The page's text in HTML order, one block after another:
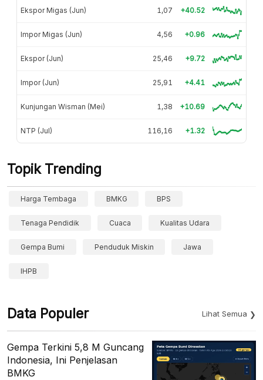
Ekspor Migas (Jun) 1,07 +40.52
Impor Migas (Jun) 4,56 +0.96
Ekspor (Jun) 25,46 +9.72
Impor (Jun) 25,91 +4.41
Kunjungan Wisman (Mei) 1,38 +10.69
NTP (Jul) 116,16 +1.32
Topik Trending
Harga Tembaga BMKG BPS
Tenaga Pendidik Cuaca Kualitas Udara
Gempa Bumi Penduduk Miskin Jawa
IHPB
Data Populer Lihat Semua
Gempa Terkini 5,8 M Guncang
Indonesia, Ini Penjelasan
BMKG